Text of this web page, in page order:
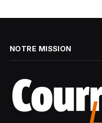
NOTRE MISSION